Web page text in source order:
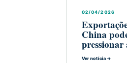
02/04/2026
China
Ver notícia →